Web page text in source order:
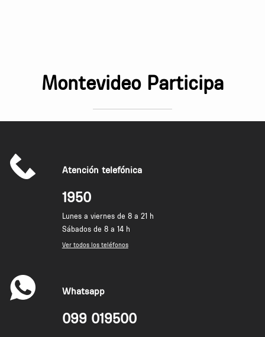
Montevideo Participa
Atención telefónica
1950
Lunes a viernes de 8 a 21 h
Sábados de 8 a 14 h
Ver todos los teléfonos
Whatsapp
099 019500